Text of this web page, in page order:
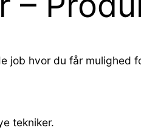
job hvor du får mulighed
tekniker.